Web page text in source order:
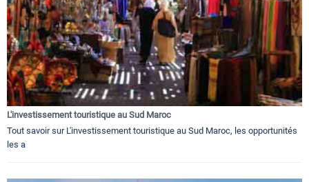
L'investissement touristique au Sud Maroc
Tout savoir sur L'investissement touristique au Sud Maroc, les opportunités
les a